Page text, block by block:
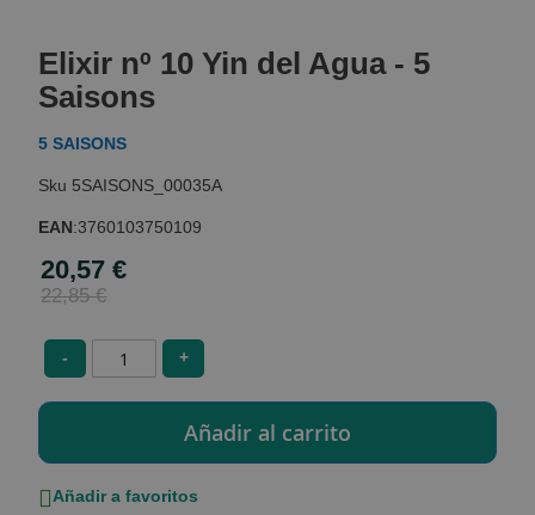
the
beginning
of
the
gallery
Elixir nº 10 Yin del Agua - 5
Saisons
5 SAISONS
5SAISONS_00035A
EAN:3760103750109
Special
Price
20,57 €
22,85 €
- +
Añadir a favoritos